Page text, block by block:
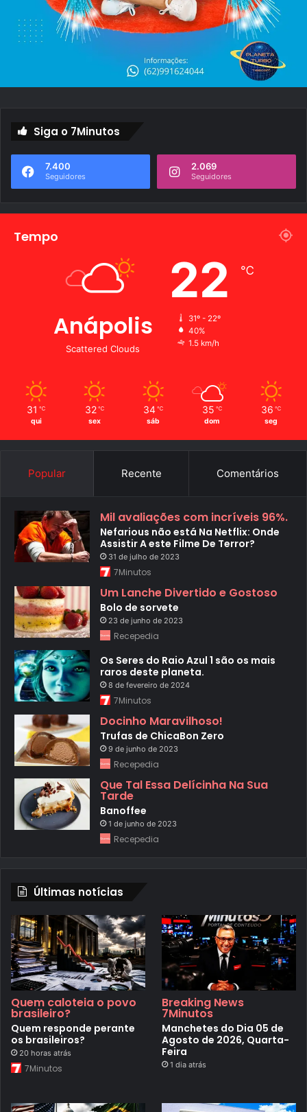
Siga o 7Minutos
7.400
Seguidores
2.069
Seguidores
Tempo
Anápolis
Scattered Clouds
22 ℃
31º - 22º
40%
1.5 km/h
31 ℃
qui
32 ℃
sex
34 ℃
sáb
35 ℃
dom
36 ℃
seg
Popular Recente Comentários
Mil avaliações com incríveis 96%.
Nefarious não está Na Netflix: Onde
Assistir A este Filme De Terror?
31 de julho de 2023
7Minutos
Um Lanche Divertido e Gostoso
Bolo de sorvete
23 de junho de 2023
Recepedia
Os Seres do Raio Azul 1 são os mais
raros deste planeta.
8 de fevereiro de 2024
7Minutos
Docinho Maravilhoso!
Trufas de ChicaBon Zero
9 de junho de 2023
Recepedia
Que Tal Essa Delícinha Na Sua
Tarde
Banoffee
1 de junho de 2023
Recepedia
Últimas notícias
Quem caloteia o povo
brasileiro?
Quem responde perante
os brasileiros?
20 horas atrás
7Minutos
Breaking News
7Minutos
Manchetes do Dia 05 de
Agosto de 2026, Quarta-
Feira
1 dia atrás